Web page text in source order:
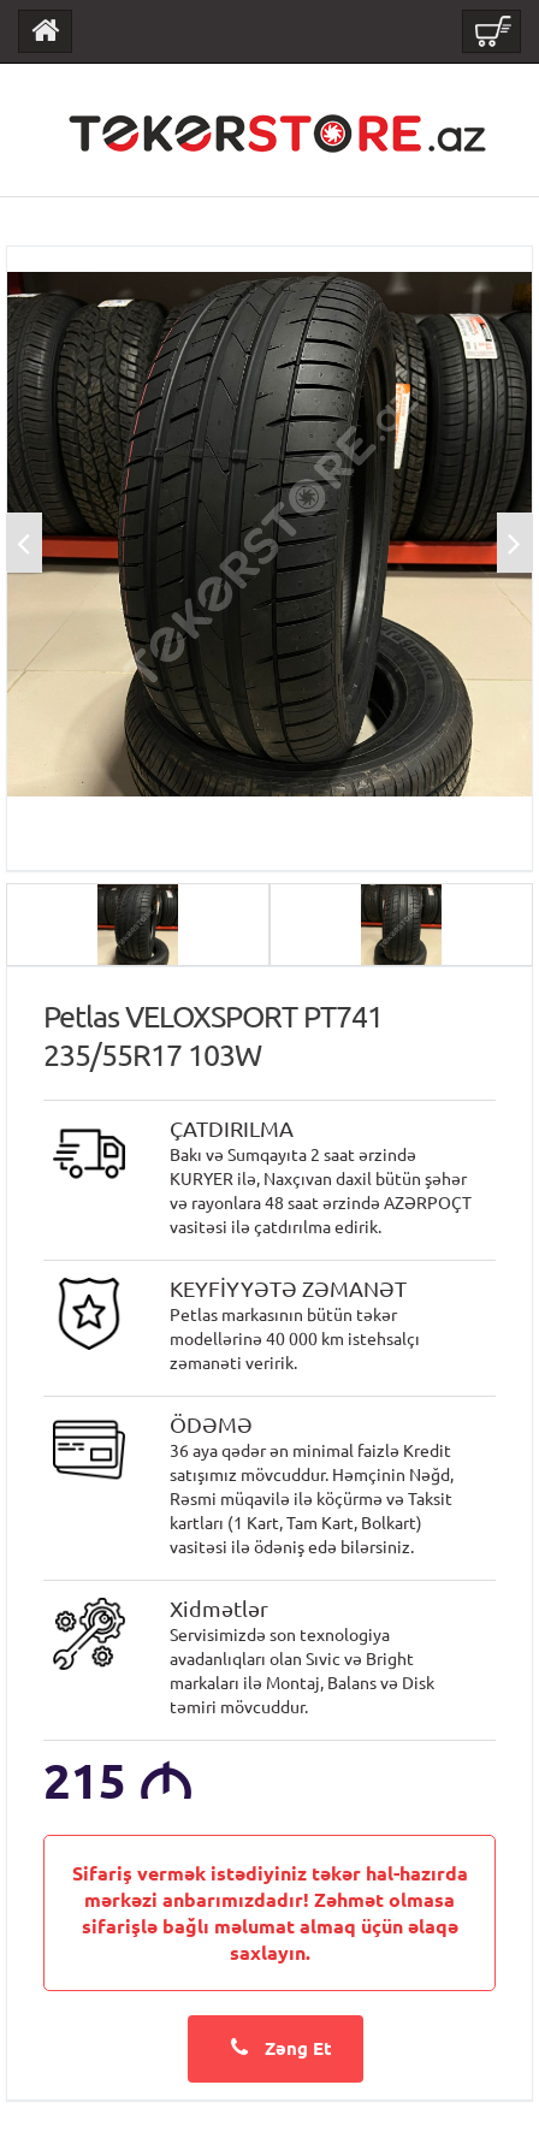
Petlas VELOXSPORT PT741
235/55R17 103W
ÇATDIRILMA
Bakı və Sumqayıta 2 saat ərzində
KURYER ilə, Naxçıvan daxil bütün şəhər
və rayonlara 48 saat ərzində AZƏRPOÇT
vasitəsi ilə çatdırılma edirik.
KEYFİYYƏTƏ ZƏMANƏT
Petlas markasının bütün təkər
modellərinə 40 000 km istehsalçı
zəmanəti veririk.
ÖDƏMƏ
36 aya qədər ən minimal faizlə Kredit
satışımız mövcuddur. Həmçinin Nəğd,
Rəsmi müqavilə ilə köçürmə və Taksit
kartları (1 Kart, Tam Kart, Bolkart)
vasitəsi ilə ödəniş edə bilərsiniz.
Xidmətlər
Servisimizdə son texnologiya
avadanlıqları olan Sıvic və Bright
markaları ilə Montaj, Balans və Disk
təmiri mövcuddur.
215 M
Sifariş vermək istədiyiniz təkər hal-hazırda
mərkəzi anbarımızdadır! Zəhmət olmasa
sifarişlə bağlı məlumat almaq üçün əlaqə
saxlayın.
Zəng Et